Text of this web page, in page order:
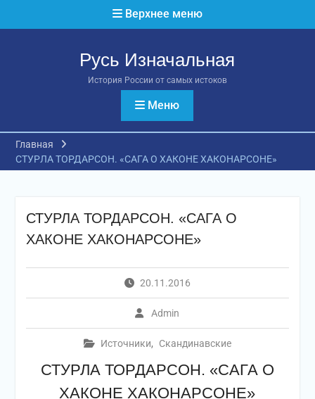
Верхнее меню
Русь Изначальная
История России от самых истоков
Меню
Главная
СТУРЛА ТОРДАРСОН. «САГА О ХАКОНЕ ХАКОНАРСОНЕ»
СТУРЛА ТОРДАРСОН. «САГА О
ХАКОНЕ ХАКОНАРСОНЕ»
20.11.2016
Admin
Источники, Скандинавские
СТУРЛА ТОРДАРСОН. «САГА О
ХАКОНЕ ХАКОНАРСОНЕ»